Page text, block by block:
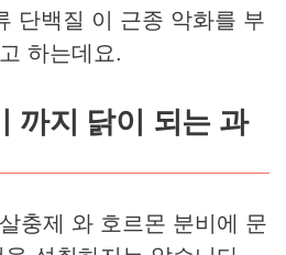
단백질 이 근종 악화를 부
하는데요.
까지 닭이 되는 과
충제 와 호르몬 분비에 문